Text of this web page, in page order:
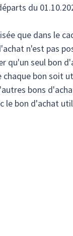
du
que dans le
n'est pas
qu'un seul bon
bon soit
bons
le bon d'achat